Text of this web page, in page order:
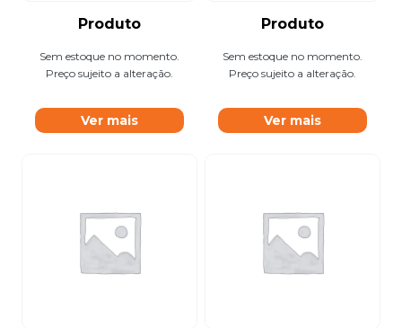
Produto
Sem estoque no momento.
Preço sujeito a alteração.
Ver mais
Produto
Sem estoque no momento.
Preço sujeito a alteração.
Ver mais